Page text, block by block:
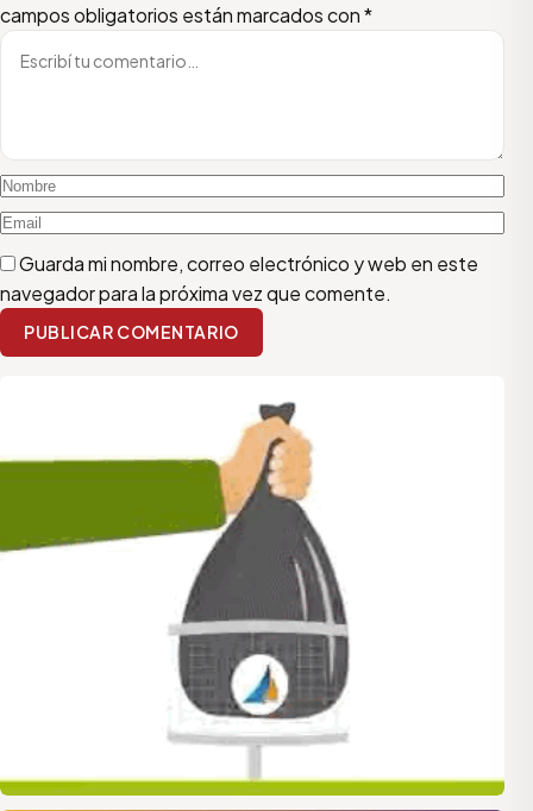
campos obligatorios están marcados con*
Guarda mi nombre, correo electrónico y web en este
navegador para la próxima vez que comente.
PUBLICAR COMENTARIO